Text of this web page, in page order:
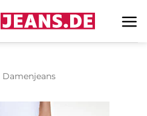
Damenjeans